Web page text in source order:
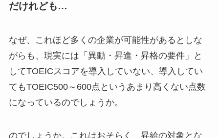
だけれども…
なぜ、これほど多くの企業が可能性があるとしな
がらも、現実には「異動・昇進・昇格の要件」と
してTOEICスコアを導入していない、導入してい
てもTOEIC500～600点というあまり高くない点数
になっているのでしょうか。
のでしょうか。これはおそらく、昇給の対象とな